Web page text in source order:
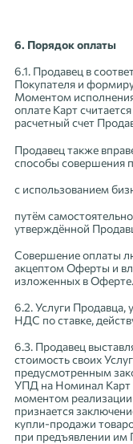
6. Порядок оплаты
6.1. Продавец в
Покупателя и
Моментом
оплате Карт
расчетный счет
Продавец также
способы совершения
с использованием
путём
утверждённой
Совершение оплаты
акцептом Оферты и
изложенных в Оферте.
6.2. Услуги Продавца,
НДС по ставке,
6.3. Продавец
стоимость своих
предусмотренным
УПД на Номинал Карт
моментом
признается
купли-продажи
при предъявлении им